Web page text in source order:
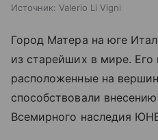
Источник: Valerio Li Vigni
Город Матера на юге
из старейших в мире. Его
расположенные на
способствовали
Всемирного наследия